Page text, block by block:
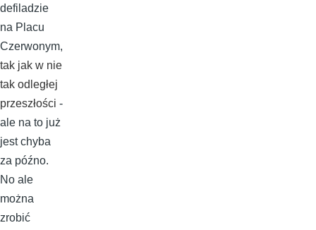
defiladzie
na Placu
Czerwonym,
tak jak w nie
tak odległej
przeszłości -
ale na to już
jest chyba
za późno.
No ale
można
zrobić